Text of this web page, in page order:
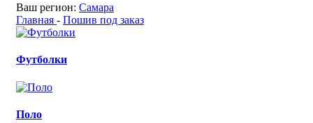
Ваш регион: Самара
Главная - Пошив под заказ
Футболки
Поло